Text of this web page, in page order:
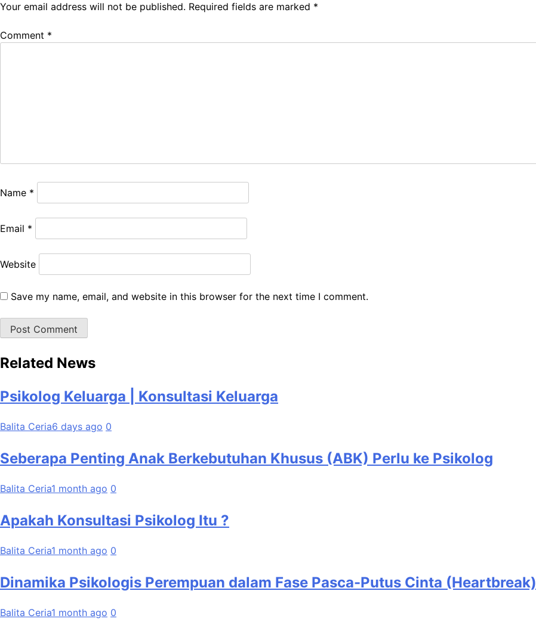
Your email address will not be published. Required fields are marked *
Comment *
Name *
Email *
Website
Save my name, email, and website in this browser for the next time I comment.
Related News
Psikolog Keluarga | Konsultasi Keluarga
Balita Ceria6 days ago 0
Seberapa Penting Anak Berkebutuhan Khusus (ABK) Perlu ke Psikolog
Balita Ceria1 month ago 0
Apakah Konsultasi Psikolog Itu ?
Balita Ceria1 month ago 0
Dinamika Psikologis Perempuan dalam Fase Pasca-Putus Cinta (Heartbreak)
Balita Ceria1 month ago 0